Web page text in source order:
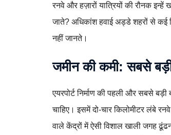
रनवे और हज़ारों यात्रियों की रौनक इन्हें
जाते? अधिकांश हवाई अड्डे शहरों से कई
नहीं जानते।
जमीन की कमी: सबसे बड़ी
एयरपोर्ट निर्माण की पहली और सबसे बड़ी
चाहिए। इसमें दो-चार किलोमीटर लंबे
वाले केंद्रों में ऐसी विशाल खाली जगह